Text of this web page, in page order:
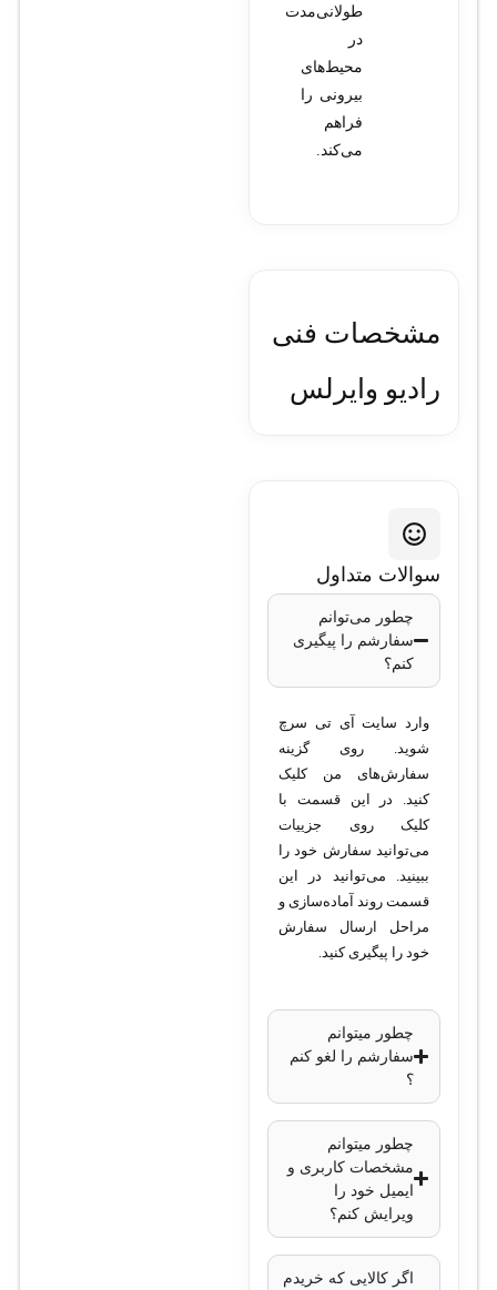
طولانی‌مدت
در
محیط‌های
بیرونی را
فراهم
می‌کند.
مشخصات فنی
رادیو وایرلس
فرکانس
پشتیبانی‌شده
گیگاهرتز
استانداردهای
وایرلس
توان آنتن
: 25dBi،
دیسکی
تکنولوژی MIMO:
2×2 MIMO
پورت‌ها:
یک پورت
گیگابیت
اترنت با
10/100/1000
مگابیت بر
توان خروجی
وایرلس: تا 31dBm
پردازنده
: QCA9557
با سرعت 720
حافظه رم : 128
سوالات متداول
چطور می‌توانم
سفارشم را پیگیری
کنم؟
وارد سایت آی تی سرچ
شوید. روی گزینه
سفارش‌های من کلیک
کنید. در این قسمت با
کلیک روی جزییات
می‌توانید سفارش خود را
ببینید. می‌توانید در این
قسمت روند آماده‌سازی و
مراحل ارسال سفارش
خود را پیگیری کنید.
چطور میتوانم
سفارشم را لغو کنم
؟
چطور میتوانم
مشخصات کاربری و
ایمیل خود را
ویرایش کنم؟
اگر کالایی که خریدم